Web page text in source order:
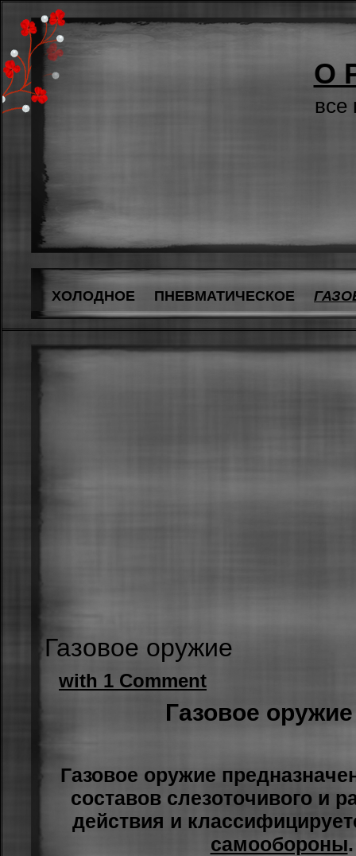
О
все
ХОЛОДНОЕ ПНЕВМАТИЧЕСКОЕ
Газовое оружие
with 1 Comment
Газовое оружие
Газовое оружие
cocтaвoв cлeзoтoчивoгo и
дeйcтвия и
caмooбopoны.